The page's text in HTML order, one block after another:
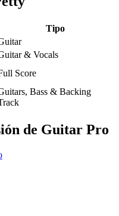
Tipo
& Vocals
Score
Bass & Backing
de Guitar Pro